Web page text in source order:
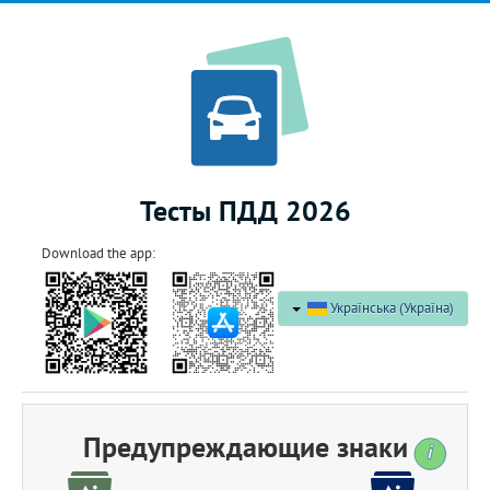
Тесты ПДД 2026
Download the app:
Українська (Україна)
Предупреждающие знаки